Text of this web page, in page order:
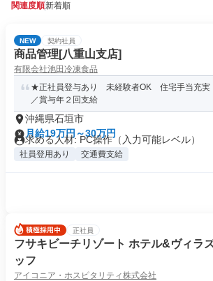
関連度順新着順
NEW 契約社員
商品管理[八重山支店]
有限会社池田冷凍食品
★正社員登与あり 未経験者OK 住宅手当充
／賞与年２回支給
沖縄県石垣市
月給19万円～30万円
求める人材: PC操作（入力可能レベル）
社員登用あり 交通費支給
正社員
フサキビーチリゾート ホテル&ヴィラ
ッフ
アイコニア・ホスピタリティ株式会社